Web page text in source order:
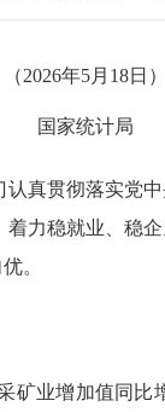
（2026年5月18日）
国家统计局
真贯彻落实党
力稳就业、稳
。
矿业增加值同比